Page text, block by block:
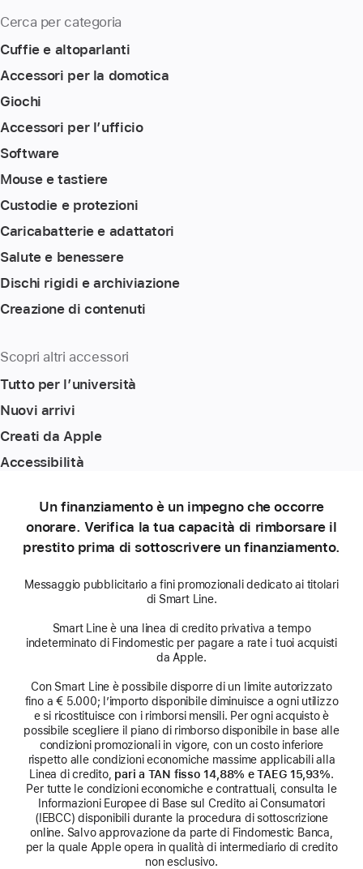
Cerca per categoria
Cuffie e altoparlanti
Accessori per la domotica
Giochi
Accessori per l’ufficio
Software
Mouse e tastiere
Custodie e protezioni
Caricabatterie e adattatori
Salute e benessere
Dischi rigidi e archiviazione
Creazione di contenuti
Scopri altri accessori
Tutto per l’università
Nuovi arrivi
Creati da Apple
Accessibilità
Un finanziamento è un impegno che occorre
onorare. Verifica la tua capacità di rimborsare il
prestito prima di sottoscrivere un finanziamento.
Messaggio pubblicitario a fini promozionali dedicato ai titolari
di Smart Line.
Smart Line è una linea di credito privativa a tempo
indeterminato di Findomestic per pagare a rate i tuoi acquisti
da Apple.
Con Smart Line è possibile disporre di un limite autorizzato
fino a € 5.000; l’importo disponibile diminuisce a ogni utilizzo
e si ricostituisce con i rimborsi mensili. Per ogni acquisto è
possibile scegliere il piano di rimborso disponibile in base alle
condizioni promozionali in vigore, con un costo inferiore
rispetto alle condizioni economiche massime applicabili alla
Linea di credito, pari a TAN fisso 14,88% e TAEG 15,93%.
Per tutte le condizioni economiche e contrattuali, consulta le
Informazioni Europee di Base sul Credito ai Consumatori
(IEBCC) disponibili durante la procedura di sottoscrizione
online. Salvo approvazione da parte di Findomestic Banca,
per la quale Apple opera in qualità di intermediario di credito
non esclusivo.